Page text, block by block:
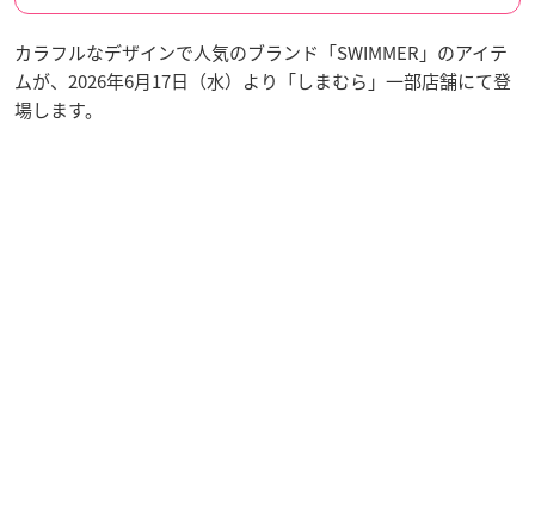
カラフルなデザインで人気のブランド「SWIMMER」のアイテ
ムが、2026年6月17日（水）より「しまむら」一部店舗にて登
場します。